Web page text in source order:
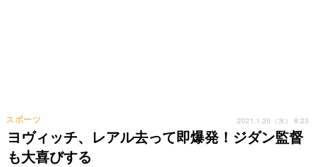
ヨヴィッチ、レアル去って即爆発！ジダン監督
も大喜びする
スポーツ 2021.1.20（水） 8:23